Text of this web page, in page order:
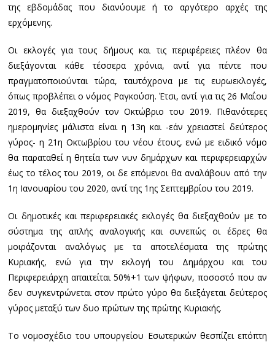
της εβδομάδας που διανύουμε ή το αργότερο αρχές της
ερχόμενης.
Οι εκλογές για τους δήμους και τις περιφέρειες πλέον θα
διεξάγονται κάθε τέσσερα χρόνια, αντί για πέντε που
πραγματοποιούνται τώρα, ταυτόχρονα με τις ευρωεκλογές,
όπως προβλέπει ο νόμος Ραγκούση. Έτσι, αντί για τις 26 Μαΐου
2019, θα διεξαχθούν τον Οκτώβριο του 2019. Πιθανότερες
ημερομηνίες μάλιστα είναι η 13η και -εάν χρειαστεί δεύτερος
γύρος- η 21η Οκτωβρίου του νέου έτους, ενώ με ειδικό νόμο
θα παραταθεί η θητεία των νυν δημάρχων και περιφερειαρχών
έως το τέλος του 2019, οι δε επόμενοι θα αναλάβουν από την
1η Ιανουαρίου του 2020, αντί της 1ης Σεπτεμβρίου του 2019.
Οι δημοτικές και περιφερειακές εκλογές θα διεξαχθούν με το
σύστημα της απλής αναλογικής και συνεπώς οι έδρες θα
μοιράζονται αναλόγως με τα αποτελέσματα της πρώτης
Κυριακής, ενώ για την εκλογή του Δημάρχου και του
Περιφερειάρχη απαιτείται 50%+1 των ψήφων, ποσοστό που αν
δεν συγκεντρώνεται στον πρώτο γύρο θα διεξάγεται δεύτερος
γύρος μεταξύ των δυο πρώτων της πρώτης Κυριακής.
Το νομοσχέδιο του υπουργείου Εσωτερικών θεσπίζει επόπτη